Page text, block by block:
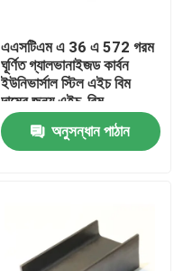
এএসটিএম এ 36 এ 572 গরম
ঘূর্ণিত গ্যালভানাইজড কার্বন
ইউনিভার্সাল স্টিল এইচ বিম
দামের জন্য এইচ-বিম
স্ট্রাকচারাল আয়রন মেটাল বিম
গরম ঘূর্ণিত নির্মাণঅনুসন্ধান পাঠান